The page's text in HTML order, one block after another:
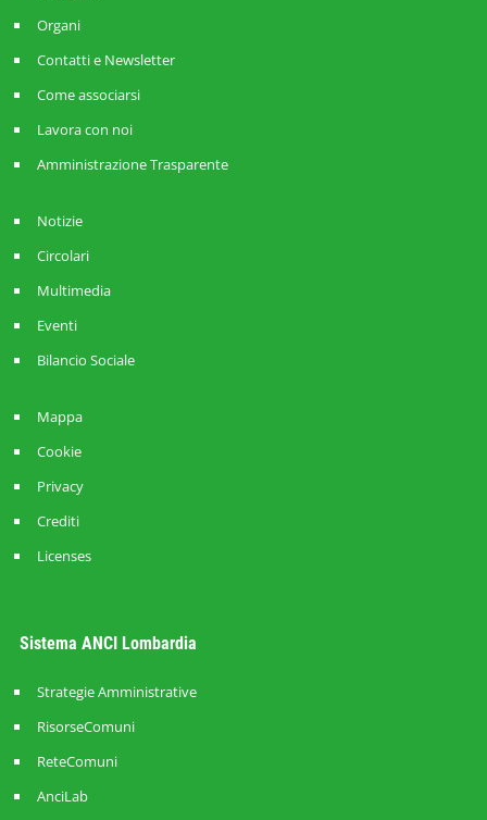
Organi
Contatti e Newsletter
Come associarsi
Lavora con noi
Amministrazione Trasparente
Notizie
Circolari
Multimedia
Eventi
Bilancio Sociale
Mappa
Cookie
Privacy
Crediti
Licenses
Sistema ANCI Lombardia
Strategie Amministrative
RisorseComuni
ReteComuni
AnciLab